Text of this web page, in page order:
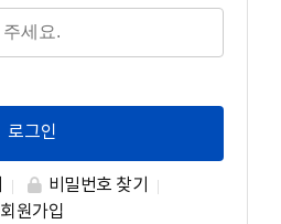
로그인
비밀번호 찾기
회원가입